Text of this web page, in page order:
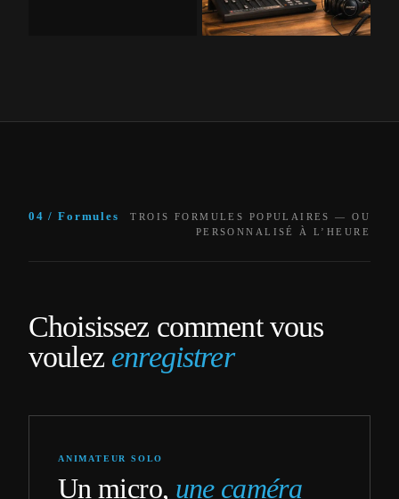
04 / Formules
TROIS FORMULES POPULAIRES — OU
PERSONNALISÉ À L’HEURE
Choisissez comment vous
voulez enregistrer
ANIMATEUR SOLO
Un micro, une caméra